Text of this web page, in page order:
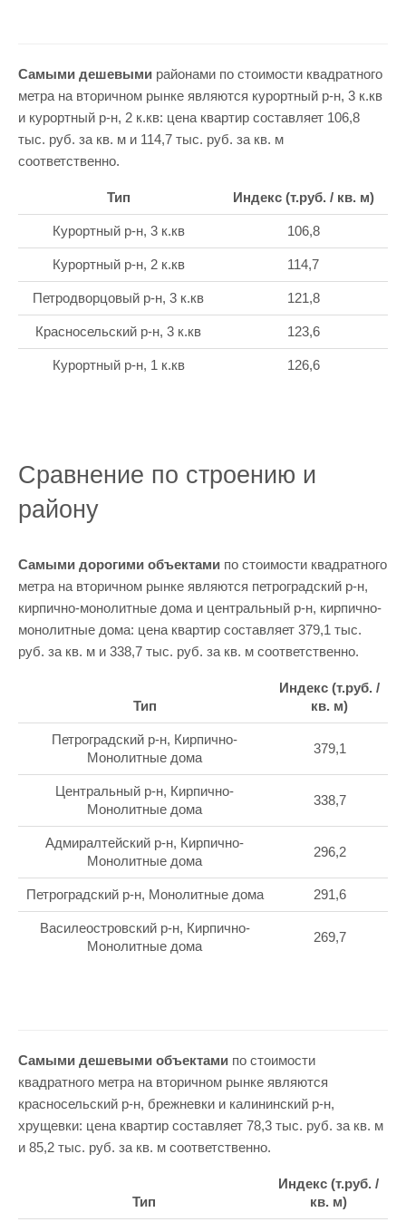
Самыми дешевыми районами по стоимости квадратного
метра на вторичном рынке являются курортный р-н, 3 к.кв
и курортный р-н, 2 к.кв: цена квартир составляет 106,8
тыс. руб. за кв. м и 114,7 тыс. руб. за кв. м
соответственно.
Тип Индекс (т.руб. / кв. м)
Курортный р-н, 3 к.кв 106,8
Курортный р-н, 2 к.кв 114,7
Петродворцовый р-н, 3 к.кв 121,8
Красносельский р-н, 3 к.кв 123,6
Курортный р-н, 1 к.кв 126,6
Сравнение по строению и
району
Самыми дорогими объектами по стоимости квадратного
метра на вторичном рынке являются петроградский р-н,
кирпично-монолитные дома и центральный р-н, кирпично-
монолитные дома: цена квартир составляет 379,1 тыс.
руб. за кв. м и 338,7 тыс. руб. за кв. м соответственно.
Тип
Индекс (т.руб. /
кв. м)
Петроградский р-н, Кирпично-
Монолитные дома
379,1
Центральный р-н, Кирпично-
Монолитные дома
338,7
Адмиралтейский р-н, Кирпично-
Монолитные дома
296,2
Петроградский р-н, Монолитные дома 291,6
Василеостровский р-н, Кирпично-
Монолитные дома
269,7
Самыми дешевыми объектами по стоимости
квадратного метра на вторичном рынке являются
красносельский р-н, брежневки и калининский р-н,
хрущевки: цена квартир составляет 78,3 тыс. руб. за кв. м
и 85,2 тыс. руб. за кв. м соответственно.
Тип
Индекс (т.руб. /
кв. м)